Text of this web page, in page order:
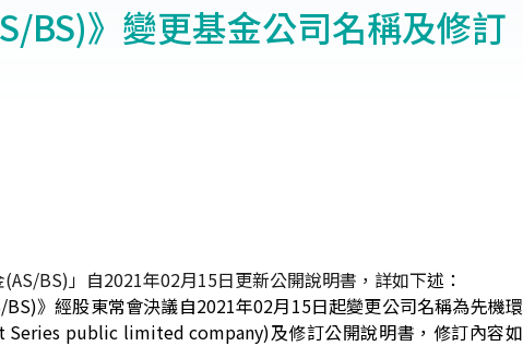
BS)》變更基金公司名稱及修訂
BS)」自2021年02月15日更新公開說明書，詳如下述：
》經股東常會決議自2021年02月15日起變更公司名稱為先機環
Series public limited company)及修訂公開說明書，修訂內容如